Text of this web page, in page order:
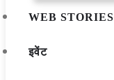
WEB STORIES
इवेंट